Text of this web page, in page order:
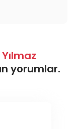
yorumlar.